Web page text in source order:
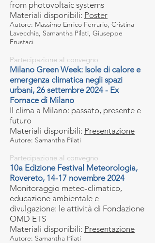
from photovoltaic systems
Materiali disponibili: Poster
Autore: Massimo Enrico Ferrario, Cristina
Lavecchia, Samantha Pilati, Giuseppe
Frustaci
Partecipazione al convegno
Milano Green Week: Isole di calore e
emergenza climatica negli spazi
urbani, 26 settembre 2024 - Ex
Fornace di Milano
Il clima a Milano: passato, presente e
futuro
Materiali disponibili: Presentazione
Autore: Samantha Pilati
Partecipazione al convegno
10a Edizione Festival Meteorologia,
Rovereto, 14-17 novembre 2024
Monitoraggio meteo-climatico,
educazione ambientale e
divulgazione: le attività di Fondazione
OMD ETS
Materiali disponibili: Presentazione
Autore: Samantha Pilati